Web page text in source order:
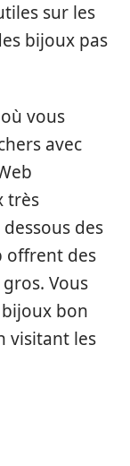
sur les
bijoux pas
vous
avec
très
des
offrent des
Vous
bon
visitant les